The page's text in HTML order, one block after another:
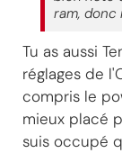
ram,
Tu as aussi
réglages de
compris le
mieux placé
suis occupé